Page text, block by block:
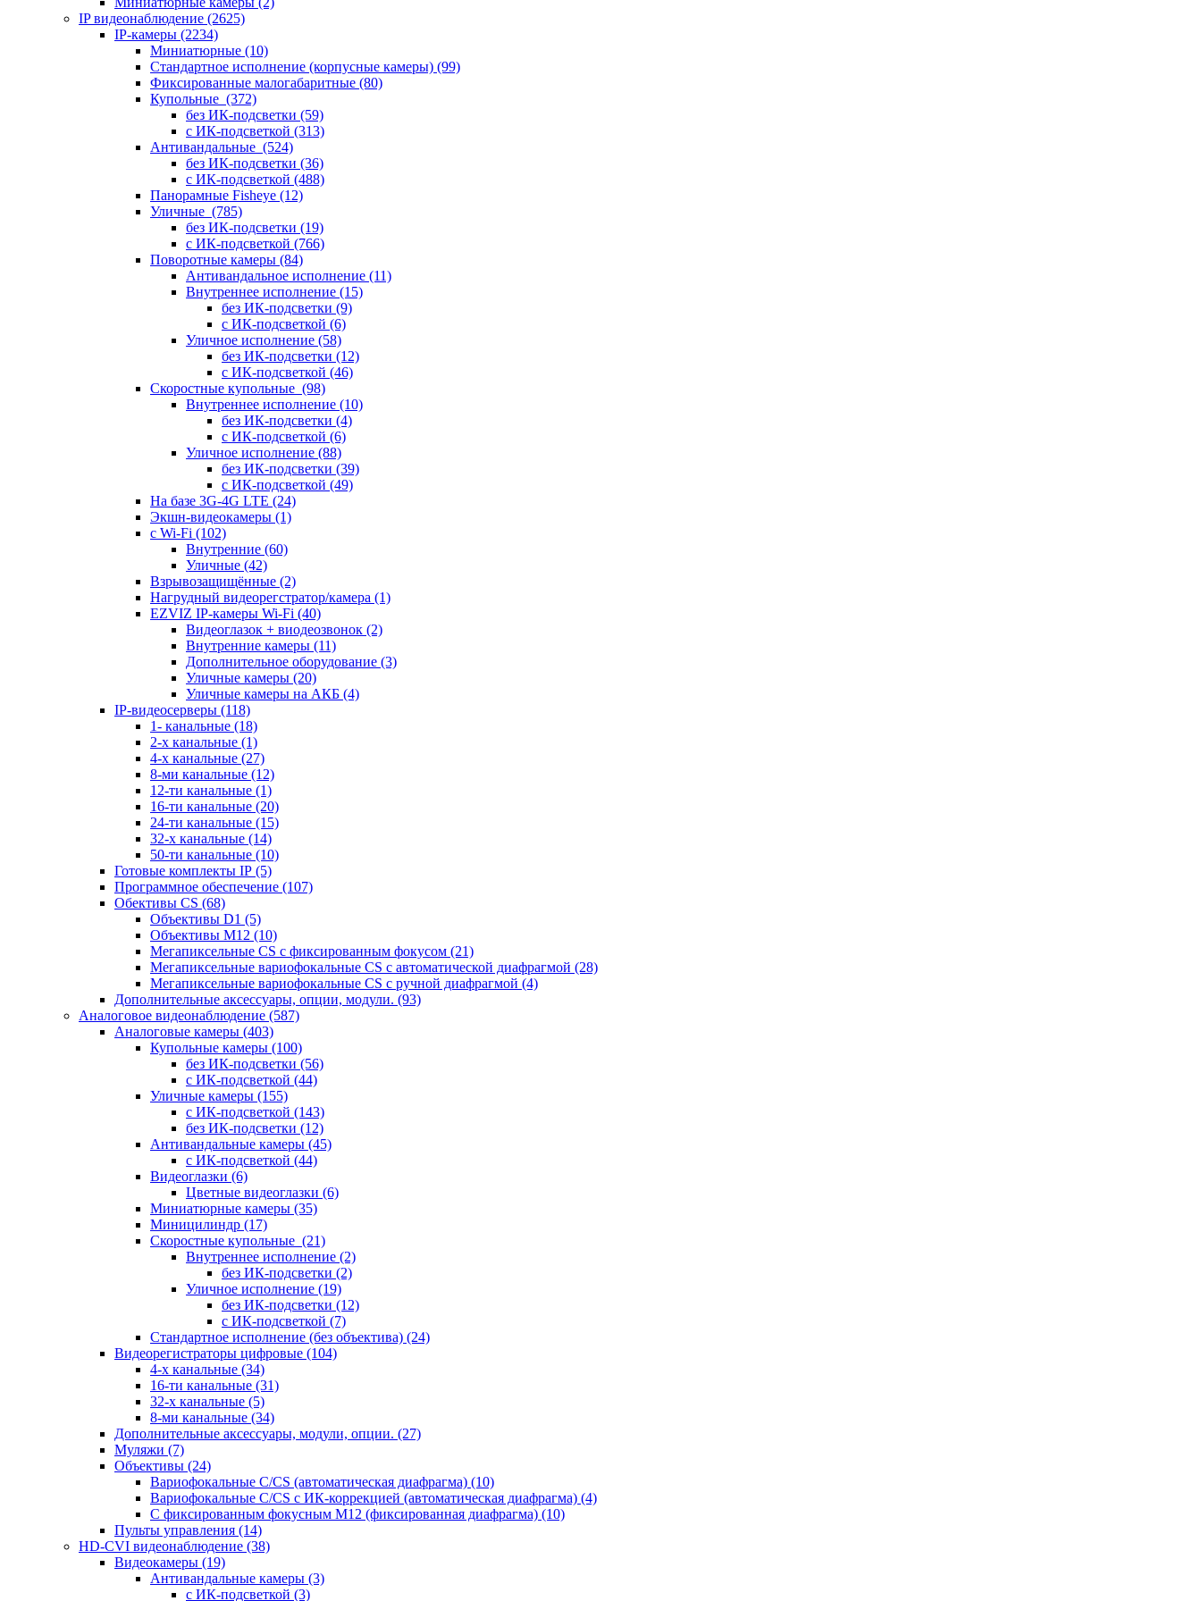
IP видеонаблюдение (2625)
IP-камеры (2234)
Миниатюрные (10)
Стандартное исполнение (корпусные камеры) (99)
Фиксированные малогабаритные (80)
Купольные (372)
без ИК-подсветки (59)
с ИК-подсветкой (313)
Антивандальные (524)
без ИК-подсветки (36)
с ИК-подсветкой (488)
Панорамные Fisheye (12)
Уличные (785)
без ИК-подсветки (19)
с ИК-подсветкой (766)
Поворотные камеры (84)
Антивандальное исполнение (11)
Внутреннее исполнение (15)
без ИК-подсветки (9)
с ИК-подсветкой (6)
Уличное исполнение (58)
без ИК-подсветки (12)
с ИК-подсветкой (46)
Скоростные купольные (98)
Внутреннее исполнение (10)
без ИК-подсветки (4)
с ИК-подсветкой (6)
Уличное исполнение (88)
без ИК-подсветки (39)
с ИК-подсветкой (49)
На базе 3G-4G LTE (24)
Экшн-видеокамеры (1)
с Wi-Fi (102)
Внутренние (60)
Уличные (42)
Взрывозащищённые (2)
Нагрудный видеорегстратор/камера (1)
EZVIZ IP-камеры Wi-Fi (40)
Видеоглазок + виодеозвонок (2)
Внутренние камеры (11)
Дополнительное оборудование (3)
Уличные камеры (20)
Уличные камеры на АКБ (4)
IP-видеосерверы (118)
1- канальные (18)
2-х канальные (1)
4-х канальные (27)
8-ми канальные (12)
12-ти канальные (1)
16-ти канальные (20)
24-ти канальные (15)
32-х канальные (14)
50-ти канальные (10)
Готовые комплекты IP (5)
Программное обеспечение (107)
Обективы CS (68)
Объективы D1 (5)
Объективы M12 (10)
Мегапиксельные CS c фиксированным фокусом (21)
Мегапиксельные вариофокальные CS c автоматической диафрагмой (28)
Мегапиксельные вариофокальные CS c ручной диафрагмой (4)
Дополнительные аксессуары, опции, модули. (93)
Аналоговое видеонаблюдение (587)
Аналоговые камеры (403)
Купольные камеры (100)
без ИК-подсветки (56)
с ИК-подсветкой (44)
Уличные камеры (155)
с ИК-подсветкой (143)
без ИК-подсветки (12)
Антивандальные камеры (45)
с ИК-подсветкой (44)
Видеоглазки (6)
Цветные видеоглазки (6)
Миниатюрные камеры (35)
Миницилиндр (17)
Скоростные купольные (21)
Внутреннее исполнение (2)
без ИК-подсветки (2)
Уличное исполнение (19)
без ИК-подсветки (12)
с ИК-подсветкой (7)
Стандартное исполнение (без объектива) (24)
Видеорегистраторы цифровые (104)
4-х канальные (34)
16-ти канальные (31)
32-х канальные (5)
8-ми канальные (34)
Дополнительные аксессуары, модули, опции. (27)
Муляжи (7)
Объективы (24)
Вариофокальные C/CS (автоматическая диафрагма) (10)
Вариофокальные C/CS с ИК-коррекцией (автоматическая диафрагма) (4)
С фиксированным фокусным М12 (фиксированная диафрагма) (10)
Пульты управления (14)
HD-CVI видеонаблюдение (38)
Видеокамеры (19)
Антивандальные камеры (3)
с ИК-подсветкой (3)